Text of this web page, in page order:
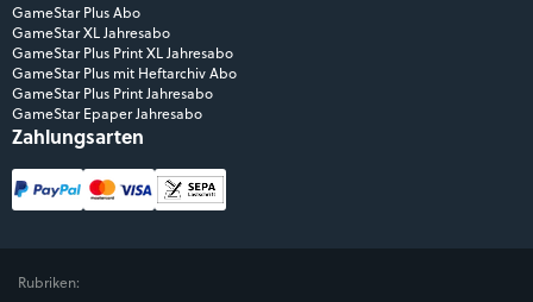
GameStar Plus Abo
GameStar XL Jahresabo
GameStar Plus Print XL Jahresabo
GameStar Plus mit Heftarchiv Abo
GameStar Plus Print Jahresabo
GameStar Epaper Jahresabo
Zahlungsarten
Rubriken: